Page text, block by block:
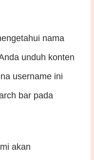
nama
unduh konten
username ini
bar pada
akan